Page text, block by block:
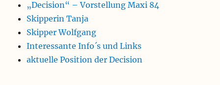
„Decision“ – Vorstellung Maxi 84
Skipperin Tanja
Skipper Wolfgang
Interessante Info´s und Links
aktuelle Position der Decision